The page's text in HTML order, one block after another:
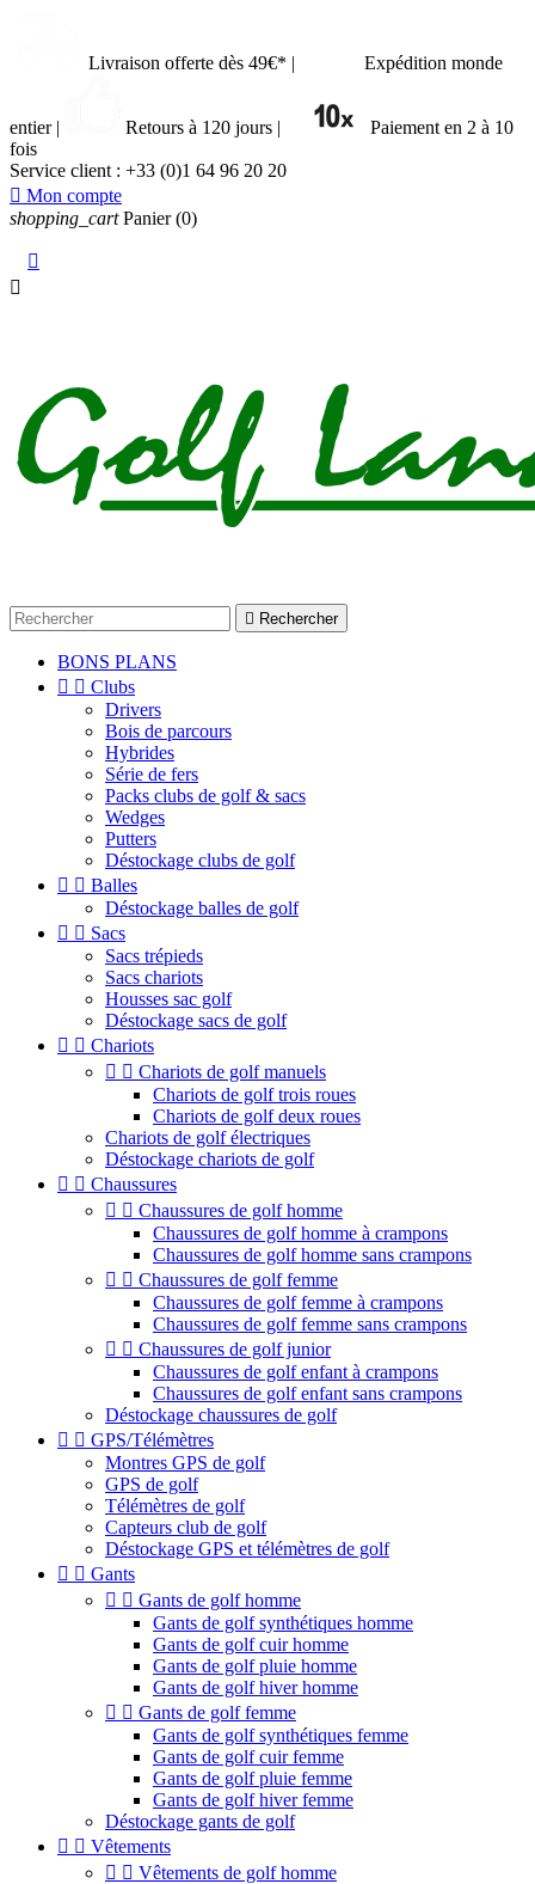
Livraison offerte dès 49€* | Expédition monde
entier | Retours à 120 jours |
Paiement en 2 à 10
fois
Service client : +33 (0)1 64 96 20 20
 Mon compte
shopping_cart Panier (0)


 Rechercher
BONS PLANS
  Clubs
Drivers
Bois de parcours
Hybrides
Série de fers
Packs clubs de golf & sacs
Wedges
Putters
Déstockage clubs de golf
  Balles
Déstockage balles de golf
  Sacs
Sacs trépieds
Sacs chariots
Housses sac golf
Déstockage sacs de golf
  Chariots
  Chariots de golf manuels
Chariots de golf trois roues
Chariots de golf deux roues
Chariots de golf électriques
Déstockage chariots de golf
  Chaussures
  Chaussures de golf homme
Chaussures de golf homme à crampons
Chaussures de golf homme sans crampons
  Chaussures de golf femme
Chaussures de golf femme à crampons
Chaussures de golf femme sans crampons
  Chaussures de golf junior
Chaussures de golf enfant à crampons
Chaussures de golf enfant sans crampons
Déstockage chaussures de golf
  GPS/Télémètres
Montres GPS de golf
GPS de golf
Télémètres de golf
Capteurs club de golf
Déstockage GPS et télémètres de golf
  Gants
  Gants de golf homme
Gants de golf synthétiques homme
Gants de golf cuir homme
Gants de golf pluie homme
Gants de golf hiver homme
  Gants de golf femme
Gants de golf synthétiques femme
Gants de golf cuir femme
Gants de golf pluie femme
Gants de golf hiver femme
Déstockage gants de golf
  Vêtements
  Vêtements de golf homme